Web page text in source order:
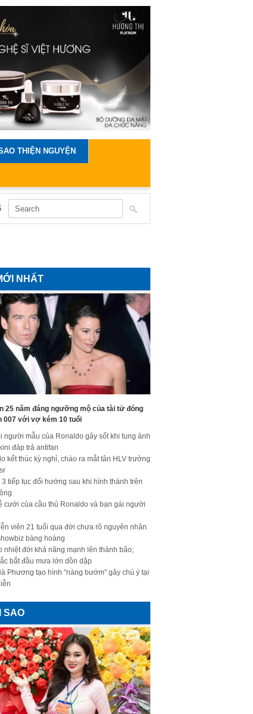
THIỆN NGUYỆN
NHẤT
25 năm đáng ngưỡng mộ của tài tử đóng
007 với vợ kém 10 tuổi
người mẫu của Ronaldo gây sốt khi tung ảnh
đáp trả antifan
kết thúc kỳ nghỉ, chào ra mắt tân HLV trưởng
3 tiếp tục đổi hướng sau khi hình thành trên
cưới của cầu thủ Ronaldo và bạn gái người
viên 21 tuổi qua đời chưa rõ nguyên nhân
bàng hoàng
nhiệt đới khả năng mạnh lên thành bão;
bắt đầu mưa lớn dồn dập
Phương tạo hình "nàng bướm" gây chú ý tại
SAO